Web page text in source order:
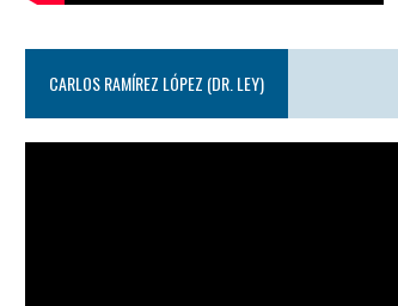
CARLOS RAMÍREZ LÓPEZ (DR. LEY)